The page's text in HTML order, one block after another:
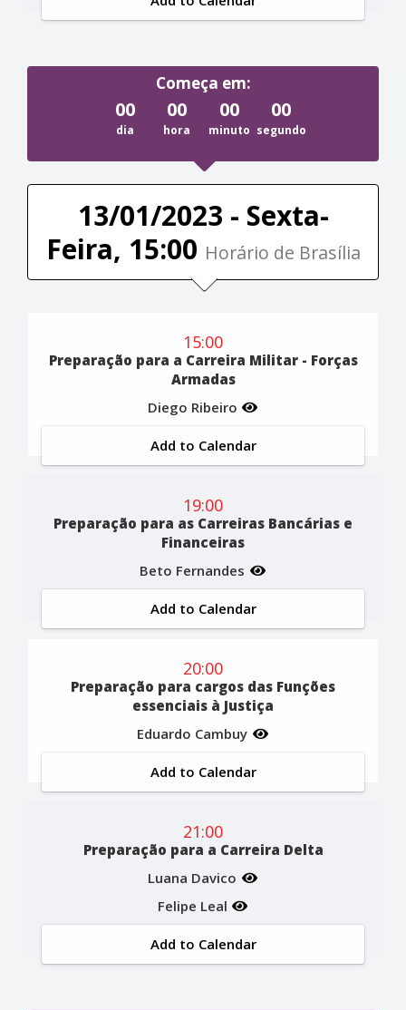
Começa em:
00
dia
00
hora
00
minuto
00
segundo
13/01/2023 - Sexta-
Feira, 15:00 Horário de Brasília
15:00
Preparação para a Carreira Militar - Forças
Armadas
Diego Ribeiro
Add to Calendar
19:00
Preparação para as Carreiras Bancárias e
Financeiras
Beto Fernandes
Add to Calendar
20:00
Preparação para cargos das Funções
essenciais à Justiça
Eduardo Cambuy
Add to Calendar
21:00
Preparação para a Carreira Delta
Luana Davico
Felipe Leal
Add to Calendar